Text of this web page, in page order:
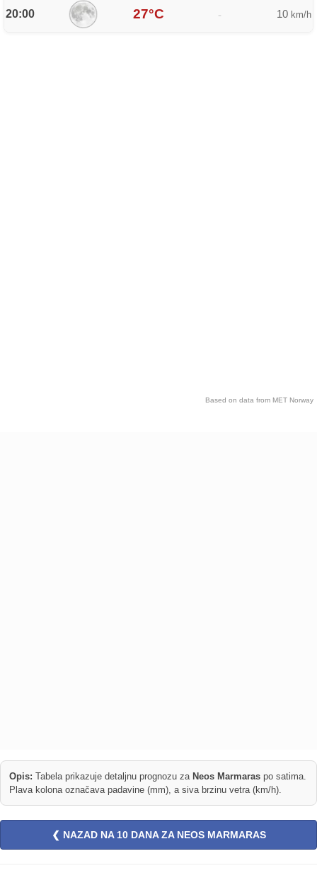
20:00 27°C - 10 km/h
Based on data from MET Norway
Opis: Tabela prikazuje detaljnu prognozu za Neos Marmaras po satima.
Plava kolona označava padavine (mm), a siva brzinu vetra (km/h).
❮ NAZAD NA 10 DANA ZA NEOS MARMARAS